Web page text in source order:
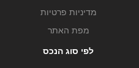
מדיניות פרטיות
מפת האתר
לפי סוג הנכס